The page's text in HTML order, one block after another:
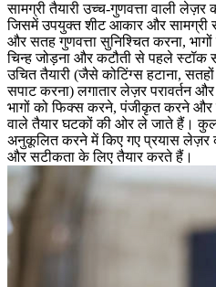
सामग्री तैयारी उच्च-गुणवत्ता वाली लेज़र
जिसमें उपयुक्त शीट आकार और सामग्री
और सतह गुणवत्ता सुनिश्चित करना,
चिन्ह जोड़ना और कटौती से पहले स्टॉक
उचित तैयारी (जैसे कोटिंग्स हटाना,
सपाट करना) लगातार लेज़र परावर्तन और
भागों को फिक्स करने, पंजीकृत करने
वाले तैयार घटकों की ओर ले जाते हैं।
अनुकूलित करने में किए गए प्रयास लेज़र
और सटीकता के लिए तैयार करते हैं।